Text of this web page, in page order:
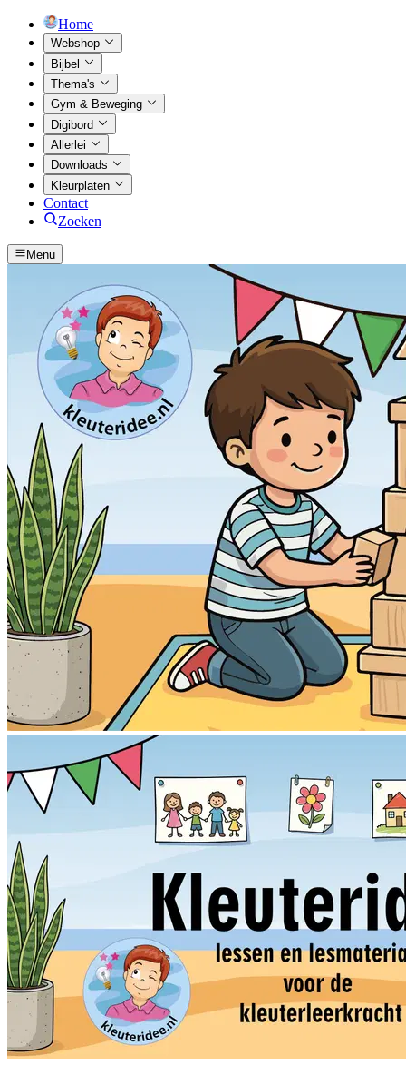
Home
Webshop
Bijbel
Thema's
Gym & Beweging
Digibord
Allerlei
Downloads
Kleurplaten
Contact
Zoeken
Menu